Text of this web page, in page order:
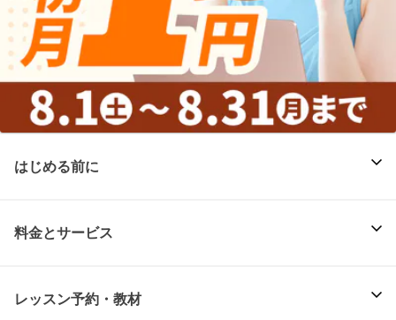
はじめる前に
料金とサービス
レッスン予約・教材